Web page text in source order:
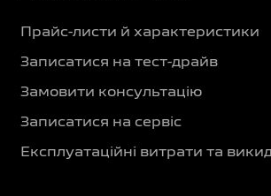
Прайс-листи й характеристики
Записатися на тест-драйв
Замовити консультацію
Записатися на сервіс
Експлуатаційні витрати та